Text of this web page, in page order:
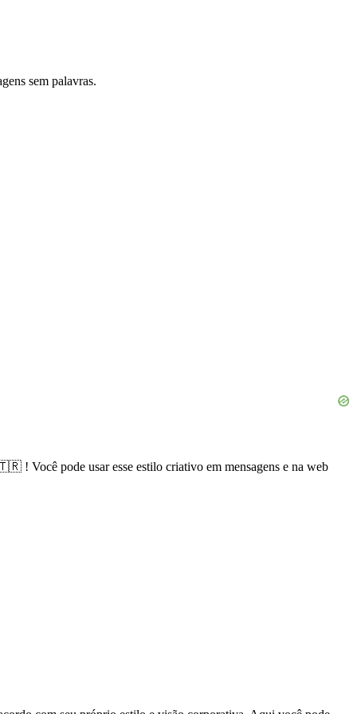
sem palavras.
! Você pode usar esse estilo criativo em mensagens e na web